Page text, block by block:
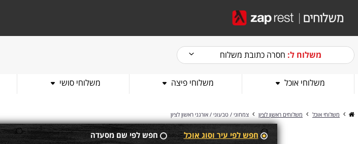
משלוח ל: חסרה כתובת משלוח
משלוחי אוכל משלוחי פיצה משלוחי סושי
משלוחי אוכל משלוחים ראשון לציון צמחוני / טבעוני / אורגני ראשון לציון
חפש לפי עיר וסוג אוכל חפש לפי שם מסעדה